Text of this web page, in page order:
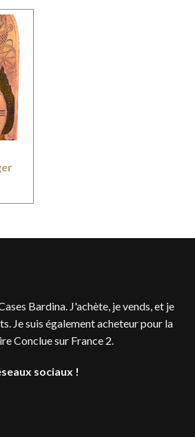
Bardina. J'achète, je vends, et je
Je suis également acheteur pour la
Conclue sur France 2.
sociaux !